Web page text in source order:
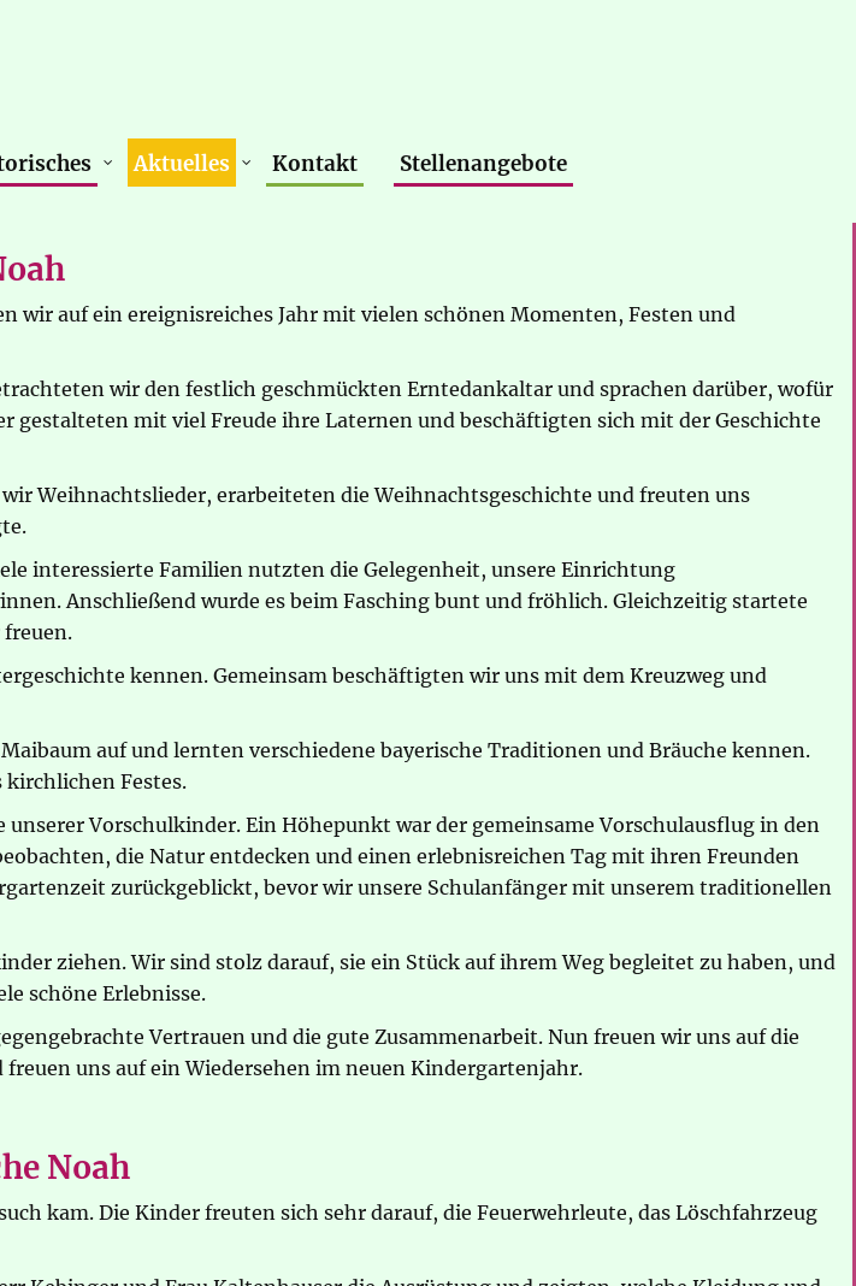
Aktuelles Kontakt Stellenangebote
wir auf ein ereignisreiches Jahr mit vielen schönen Momenten, Festen und
wir den festlich geschmückten Erntedankaltar und sprachen darüber, wofür
mit viel Freude ihre Laternen und beschäftigten sich mit der Geschichte
Weihnachtslieder, erarbeiteten die Weihnachtsgeschichte und freuten uns
interessierte Familien nutzten die Gelegenheit, unsere Einrichtung
Anschließend wurde es beim Fasching bunt und fröhlich. Gleichzeitig startete
kennen. Gemeinsam beschäftigten wir uns mit dem Kreuzweg und
auf und lernten verschiedene bayerische Traditionen und Bräuche kennen.
Festes.
Vorschulkinder. Ein Höhepunkt war der gemeinsame Vorschulausflug in den
die Natur entdecken und einen erlebnisreichen Tag mit ihren Freunden
zurückgeblickt, bevor wir unsere Schulanfänger mit unserem traditionellen
ziehen. Wir sind stolz darauf, sie ein Stück auf ihrem Weg begleitet zu haben, und
schöne Erlebnisse.
Vertrauen und die gute Zusammenarbeit. Nun freuen wir uns auf die
uns auf ein Wiedersehen im neuen Kindergartenjahr.
Noah
kam. Die Kinder freuten sich sehr darauf, die Feuerwehrleute, das Löschfahrzeug